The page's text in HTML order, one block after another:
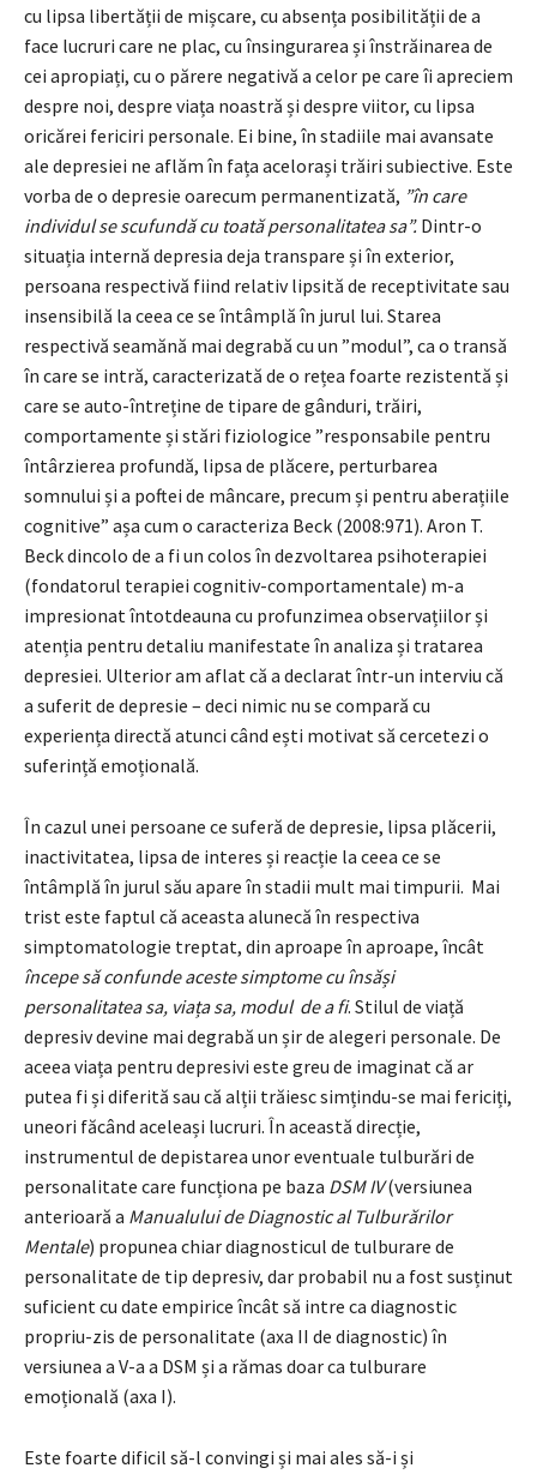
cu lipsa libertății de mișcare, cu absența posibilității de a
face lucruri care ne plac, cu însingurarea și înstrăinarea de
cei apropiați, cu o părere negativă a celor pe care îi apreciem
despre noi, despre viața noastră și despre viitor, cu lipsa
oricărei fericiri personale. Ei bine, în stadiile mai avansate
ale depresiei ne aflăm în fața acelorași trăiri subiective. Este
vorba de o depresie oarecum permanentizată, ”în care
individul se scufundă cu toată personalitatea sa”. Dintr-o
situația internă depresia deja transpare și în exterior,
persoana respectivă fiind relativ lipsită de receptivitate sau
insensibilă la ceea ce se întâmplă în jurul lui. Starea
respectivă seamănă mai degrabă cu un ”modul”, ca o transă
în care se intră, caracterizată de o rețea foarte rezistentă și
care se auto-întreține de tipare de gânduri, trăiri,
comportamente și stări fiziologice ”responsabile pentru
întârzierea profundă, lipsa de plăcere, perturbarea
somnului și a poftei de mâncare, precum și pentru aberațiile
cognitive” așa cum o caracteriza Beck (2008:971). Aron T.
Beck dincolo de a fi un colos în dezvoltarea psihoterapiei
(fondatorul terapiei cognitiv-comportamentale) m-a
impresionat întotdeauna cu profunzimea observațiilor și
atenția pentru detaliu manifestate în analiza și tratarea
depresiei. Ulterior am aflat că a declarat într-un interviu că
a suferit de depresie – deci nimic nu se compară cu
experiența directă atunci când ești motivat să cercetezi o
suferință emoțională.
În cazul unei persoane ce suferă de depresie, lipsa plăcerii,
inactivitatea, lipsa de interes și reacție la ceea ce se
întâmplă în jurul său apare în stadii mult mai timpurii. Mai
trist este faptul că aceasta alunecă în respectiva
simptomatologie treptat, din aproape în aproape, încât
începe să confunde aceste simptome cu însăși
personalitatea sa, viața sa, modul de a fi. Stilul de viață
depresiv devine mai degrabă un șir de alegeri personale. De
aceea viața pentru depresivi este greu de imaginat că ar
putea fi și diferită sau că alții trăiesc simțindu-se mai fericiți,
uneori făcând aceleași lucruri. În această direcție,
instrumentul de depistarea unor eventuale tulburări de
personalitate care funcționa pe baza DSM IV(versiunea
anterioară a Manualului de Diagnostic al Tulburărilor
Mentale) propunea chiar diagnosticul de tulburare de
personalitate de tip depresiv, dar probabil nu a fost susținut
suficient cu date empirice încât să intre ca diagnostic
propriu-zis de personalitate (axa II de diagnostic) în
versiunea a V-a a DSM și a rămas doar ca tulburare
emoțională (axa I).
Este foarte dificil să-l convingi și mai ales să-i și